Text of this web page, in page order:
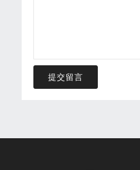
提交留言